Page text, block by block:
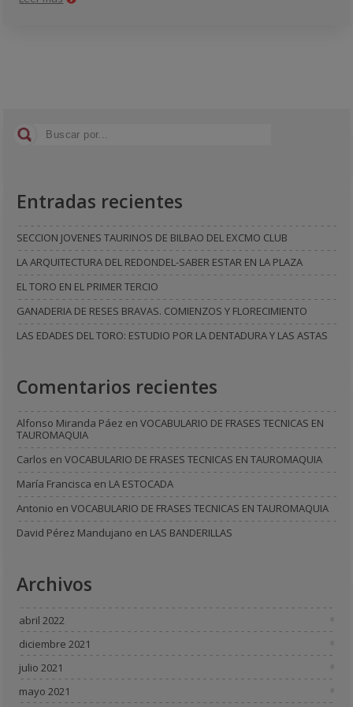
Entradas recientes
SECCION JOVENES TAURINOS DE BILBAO DEL EXCMO CLUB
LA ARQUITECTURA DEL REDONDEL-SABER ESTAR EN LA PLAZA
EL TORO EN EL PRIMER TERCIO
GANADERIA DE RESES BRAVAS. COMIENZOS Y FLORECIMIENTO
LAS EDADES DEL TORO: ESTUDIO POR LA DENTADURA Y LAS ASTAS
Comentarios recientes
Alfonso Miranda Páez enVOCABULARIO DE FRASES TECNICAS EN
TAUROMAQUIA
Carlos enVOCABULARIO DE FRASES TECNICAS EN TAUROMAQUIA
María Francisca en LA ESTOCADA
Antonio enVOCABULARIO DE FRASES TECNICAS EN TAUROMAQUIA
David Pérez Mandujano en LAS BANDERILLAS
Archivos
abril 2022
diciembre 2021
julio 2021
mayo 2021